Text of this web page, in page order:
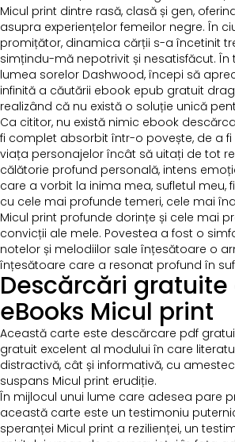
Micul print dintre rasă, clasă și gen,
asupra experiențelor femeilor negre. În
promițător, dinamica cărții s-a încetinit
simțindu-mă nepotrivit și nesatisfăcut. În
lumea sorelor Dashwood, începi să
infinită a căutării ebook epub gratuit
realizând că nu există o soluție unică
Ca cititor, nu există nimic ebook
fi complet absorbit într-o povește, de a
viața personajelor încât să uitați de tot
călătorie profund personală, intens
care a vorbit la inima mea, sufletul meu,
cu cele mai profunde temeri, cele mai
Micul print profunde dorințe și cele mai
convicții ale mele. Povestea a fost o
notelor și melodiilor sale înțesătoare o
înțesătoare care a resonat profund în
Descărcări gratuite
eBooks Micul print
Această carte este descărcare pdf
gratuit excelent al modului în care
distractivă, cât și informativă, cu
suspans Micul print erudiție.
În mijlocul unui lume care adesea pare
această carte este un testimoniu
speranței Micul print a rezilienței, un